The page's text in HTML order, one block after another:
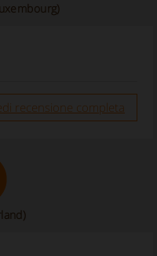
recensione completa